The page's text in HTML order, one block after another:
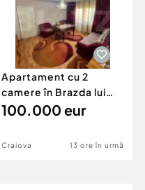
Apartament cu 2
camere în Brazda lui
Novac
100.000 eur
Craiova 13 ore în urmă